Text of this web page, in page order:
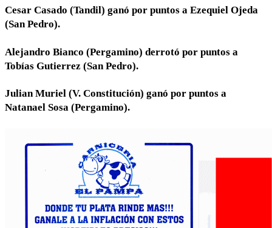
Cesar Casado (Tandil) ganó por puntos a Ezequiel Ojeda
(San Pedro).
Alejandro Bianco (Pergamino) derrotó por puntos a
Tobías Gutierrez (San Pedro).
Julian Muriel (V. Constitución) ganó por puntos a
Natanael Sosa (Pergamino).